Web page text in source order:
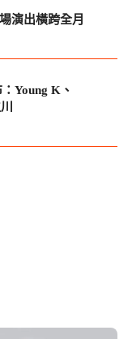
演出橫跨全月
Young K、